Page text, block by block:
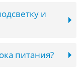
и
питания?